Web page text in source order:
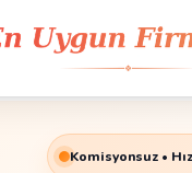
Komisyonsuz •